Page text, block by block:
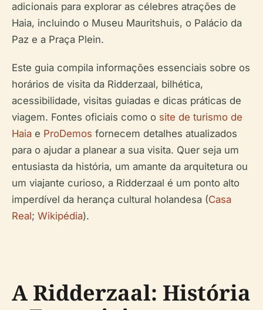
adicionais para explorar as célebres atrações de
Haia, incluindo o Museu Mauritshuis, o Palácio da
Paz e a Praça Plein.
Este guia compila informações essenciais sobre os
horários de visita da Ridderzaal, bilhética,
acessibilidade, visitas guiadas e dicas práticas de
viagem. Fontes oficiais como o site de turismo de
Haia e ProDemos fornecem detalhes atualizados
para o ajudar a planear a sua visita. Quer seja um
entusiasta da história, um amante da arquitetura ou
um viajante curioso, a Ridderzaal é um ponto alto
imperdível da herança cultural holandesa (Casa
Real; Wikipédia).
A Ridderzaal: História